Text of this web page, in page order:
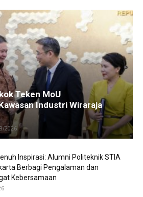
Teken MoU
Industri Wiraraja
2026
Inspirasi: Alumni Politeknik STIA
Berbagi Pengalaman dan
Kebersamaan